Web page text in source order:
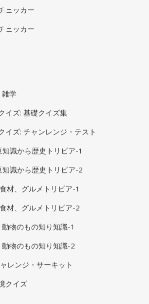
ェッカー
ェッカー
学
イズ: 基礎クイズ集
イズ: チャンレンジ・テスト
識から歴史トリビア-1
識から歴史トリビア-2
材、グルメトリビア-1
材、グルメトリビア-2
物のもの知り知識-1
物のもの知り知識-2
レンジ・サーキット
クイズ